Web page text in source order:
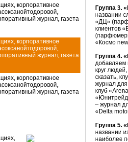
Группа 3.
названии
«ДЦ»
клиентов
«Космо
Группа 4.
добавляем
круг
сказать,
журнал
клуб
«Юнитрейд
– журнал
«Delta
Группа 5.
названии
наиболее